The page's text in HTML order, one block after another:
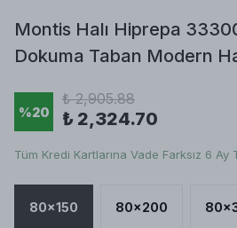
Montis Halı Hiprepa
Dokuma Taban Modern
%20
₺ 2,905.88
₺ 2,324.70
Tüm Kredi Kartlarına Vade Farksız 6 Ay
80x150 80x200